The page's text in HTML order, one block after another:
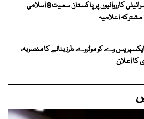
غزہ میں اسرائیلی کارروائیوں پر پاکستان سمیت 8 اسلامی
اعلامیہ
ایکسپریس وے کو موٹروے طرز بنانے کا منصوبہ،
کا اعلان